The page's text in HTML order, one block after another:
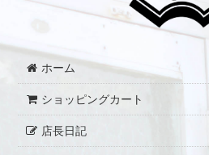
戦前の教科書・参考書（昭和19年以前
ホーム
ショッピングカート
店長日記